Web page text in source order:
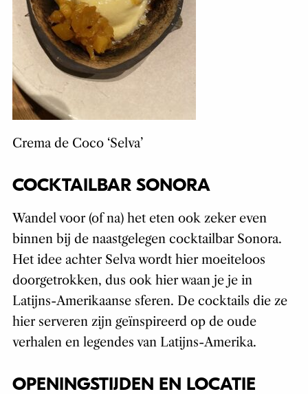
Crema de Coco ‘Selva’
COCKTAILBAR SONORA
Wandel voor (of na) het eten ook zeker even
binnen bij de naastgelegen cocktailbar Sonora.
Het idee achter Selva wordt hier moeiteloos
doorgetrokken, dus ook hier waan je je in
Latijns-Amerikaanse sferen. De cocktails die ze
hier serveren zijn geïnspireerd op de oude
verhalen en legendes van Latijns-Amerika.
OPENINGSTIJDEN EN LOCATIE